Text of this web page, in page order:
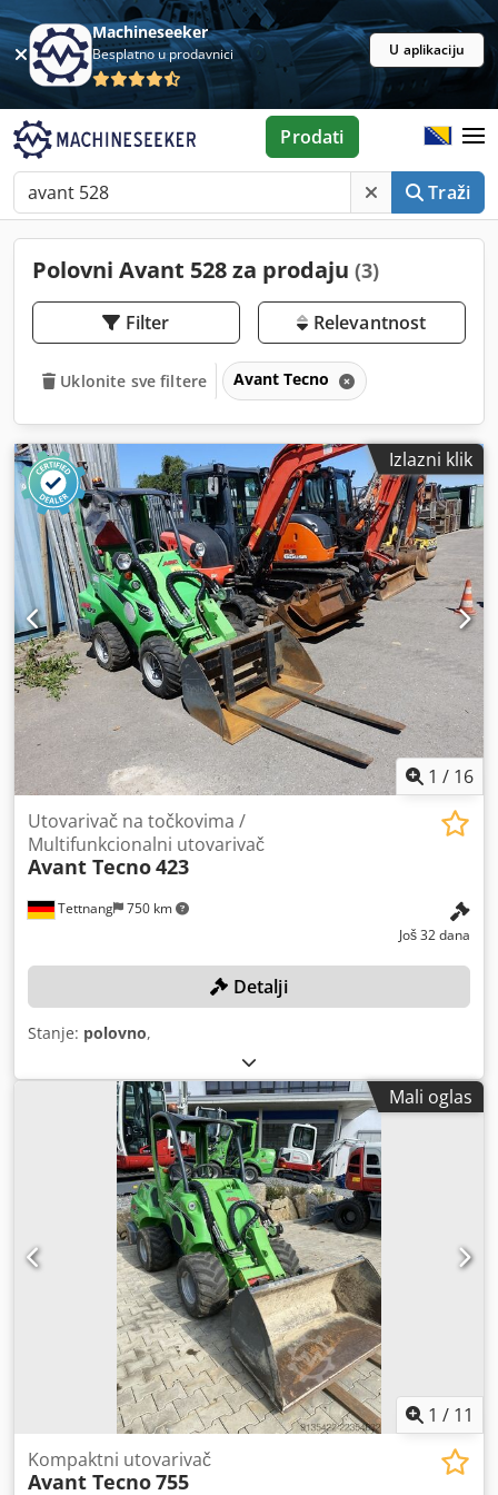
Machineseeker
Besplatno u prodavnici U aplikaciju
Traži
Prodati
Polovni Avant 528 za prodaju (3)
Filter Relevantnost
Uklonite sve filtere Avant Tecno
Izlazni klik
1 / 16
Tettnang 750 km
Utovarivač na točkovima /
Multifunkcionalni utovarivač
Avant Tecno423
Još 32 dana
Detalji
Stanje: polovno,
Mali oglas
1 / 11
Kompaktni utovarivač
Avant Tecno755